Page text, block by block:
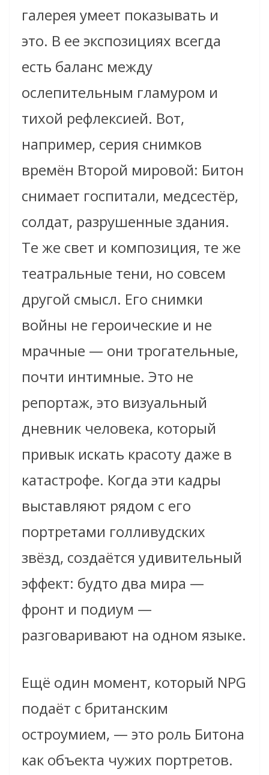
галерея умеет показывать и
это. В ее экспозициях всегда
есть баланс между
ослепительным гламуром и
тихой рефлексией. Вот,
например, серия снимков
времён Второй мировой: Битон
снимает госпитали, медсестёр,
солдат, разрушенные здания.
Те же свет и композиция, те же
театральные тени, но совсем
другой смысл. Его снимки
войны не героические и не
мрачные — они трогательные,
почти интимные. Это не
репортаж, это визуальный
дневник человека, который
привык искать красоту даже в
катастрофе. Когда эти кадры
выставляют рядом с его
портретами голливудских
звёзд, создаётся удивительный
эффект: будто два мира —
фронт и подиум —
разговаривают на одном языке.
Ещё один момент, который NPG
подаёт с британским
остроумием, — это роль Битона
как объекта чужих портретов.